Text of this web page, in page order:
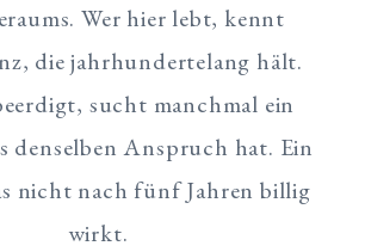
Wer hier lebt, kennt
die jahrhundertelang hält.
sucht manchmal ein
denselben Anspruch hat. Ein
nicht nach fünf Jahren billig
wirkt.